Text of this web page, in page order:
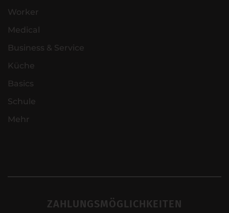
Worker
Medical
Business & Service
Küche
Basics
Schule
Mehr
ZAHLUNGSMÖGLICHKEITEN